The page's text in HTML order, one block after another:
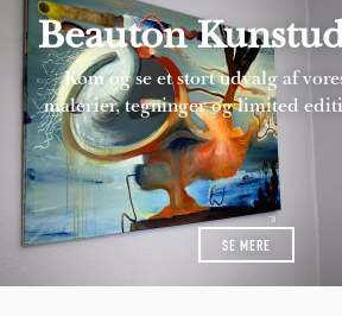
Beauton
Kom og se et stort udvalg af
malerier, tegninger og limited
SE MERE